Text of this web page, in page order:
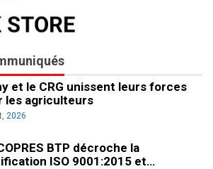
et le CRG unissent leurs forces
les agriculteurs
2026
BTP décroche la
ISO 9001:2015 et…